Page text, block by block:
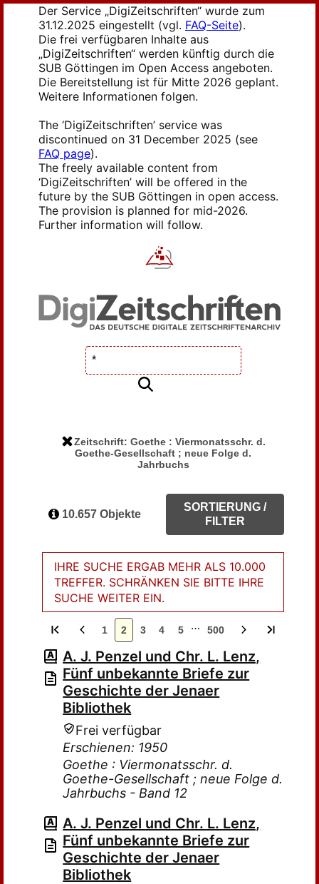
Der Service „DigiZeitschriften“ wurde zum
31.12.2025 eingestellt (vgl. FAQ-Seite).
Die frei verfügbaren Inhalte aus
„DigiZeitschriften“ werden künftig durch die
SUB Göttingen im Open Access angeboten.
Die Bereitstellung ist für Mitte 2026 geplant.
Weitere Informationen folgen.
The ‘DigiZeitschriften’ service was
discontinued on 31 December 2025 (see
FAQ page).
The freely available content from
‘DigiZeitschriften’ will be offered in the
future by the SUB Göttingen in open access.
The provision is planned for mid-2026.
Further information will follow.
Zeitschrift: Goethe : Viermonatsschr. d.
Goethe-Gesellschaft ; neue Folge d.
Jahrbuchs
10.657 Objekte
SORTIERUNG /
FILTER
IHRE SUCHE ERGAB MEHR ALS 10.000
TREFFER. SCHRÄNKEN SIE BITTE IHRE
SUCHE WEITER EIN.
1 2 3 4 5 … 500
A. J. Penzel und Chr. L. Lenz,
Fünf unbekannte Briefe zur
Geschichte der Jenaer
Bibliothek
Frei verfügbar
Erschienen: 1950
Goethe : Viermonatsschr. d.
Goethe-Gesellschaft ; neue Folge d.
Jahrbuchs - Band 12
A. J. Penzel und Chr. L. Lenz,
Fünf unbekannte Briefe zur
Geschichte der Jenaer
Bibliothek